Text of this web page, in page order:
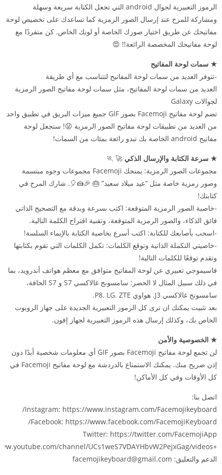
الرموز التعبيرية لجوال android التي تجعل الكتابة سريعة وسهلة
ومشاركة للمرح عند إرسال الصور الرمزية كما تساعدك على تخصيص لوحة
مفاتيحك عن طريق اختيار صورك الخاصة أو لونك الخاص. كن متفردًا مع
لوحة مفاتيحك المخصصة الرائعة!! 😍
★ سمات لوحة المفاتيح
-تتوفر العديد من سمات لوحة المفاتيح لتتناسب مع أي طريقة
العديد من سمات لوحة المفاتيح، مثل سمات لوحة مفاتيح الصور الرمزية
لجوالات Galaxy
تضم لوحة مفاتيح Facemoji بصور GIF جميع ميزات البريق في تطبيق واحد
من العديد من تطبيقات لوحة مفاتيح الصور الرمزية 😜! ستجعل لوحة
مفاتيح android الخاصة بك تبدو رائعة بمئات من السمات!
★ سرعة الكتابة والإرسال الذكي 🚀 🏃
مجموعات الصور الرمزية: يمنحك Facemoji مجموعات وجوه مبتسمة
وصور رمزية خاصة مثل “عيد ميلاد سعيد” 🎂 🎉🍰🎈. شارك المرح في
كتابتك!
-خاصية الصور الرمزية المتوقعة: اكتب بسرعة وبدقة مع التصحيح الذاتي
فائق الذكاء، والصور الرمزية المتوقعة، وتقنية اقتراح الكلمة التالية.
-اسحب بأصابعك للكتابة: اكتب أسرع بخاصية الكتابة بالإيماء السلسة!
-خاصيتي التكملة الذاتية وتوقع الكلمات: تكمل الكلمات التي تقوم بكتابتها
وتقدم توقعًا للكلمات التالية!
فاسيموجي تعبيري عن لوحة المفاتيح متوافق مع معظم هواتف أندرويد، بما
في ذلك سبيل المثال لا الحصر: سامسونج غالاكسي S7 و S7 الحافة،
سامسونج غالاكسي J3. هواوي P8. LG. ZTE.
بعد تثبيت يمكنك ان ترى كل الرموز التعبيرية الجديدة على جهاز الروبوت
الخاص بك، وكذلك إرسال هذه الرموز التعبيرية لجهاز إفون.
★ الخصوصية والأمن
لن تجمع لوحة مفاتيح Facemoji بصور GIF أي معلومات شخصية أبدًا دون
إذن صريح منك. يمكنك الاستمتاع بالدردشة مع لوحة مفاتيح Facemoji في
كل الأوقات وفي كل الأماكن!
اتصل بنا:
Instagram: https://www.instagram.com/Facemojikeyboard/
Facebook: https://www.facebook.com/FacemojiKeyboard/
Twitter: https://twitter.com/FacemojiApp
+Youtube:https://www.youtube.com/channel/UCs1weS7VDAYHbvW2PejxGag/videos
الدعم والتعليق: facemojikeyboard@gmail.com